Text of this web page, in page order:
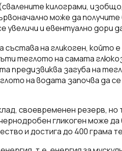
килограми,
може да
и евентуално дори
състава на гликоген,
теглото на самата
предизвиква загуба на
на водата започва да
своевременен резерв, но
гликоген може
и достига до 400 грама